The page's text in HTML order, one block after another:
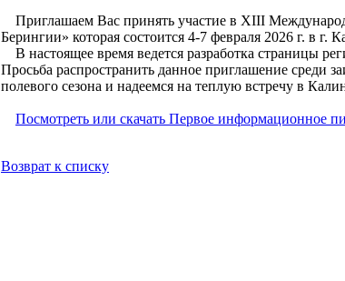
Приглашаем Вас принять участие в XIII
Берингии» которая состоится 4-7 февраля 2026 г. в
В настоящее время ведется разработка страницы
Просьба распространить данное приглашение
полевого сезона и надеемся на теплую встречу в
Посмотреть или скачать Первое информационное
Возврат к списку